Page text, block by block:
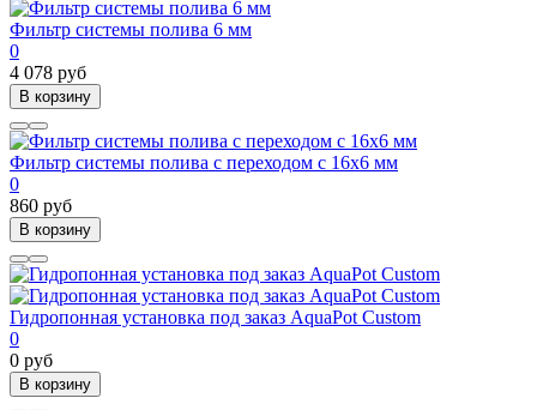
Фильтр системы полива 6 мм
0
4 078 руб
В корзину
Фильтр системы полива с переходом с 16х6 мм
0
860 руб
В корзину
Гидропонная установка под заказ AquaPot Custom
0
0 руб
В корзину